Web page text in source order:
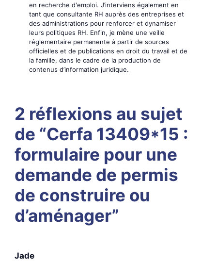
en recherche d'emploi. J’interviens également en
tant que consultante RH auprès des entreprises et
des administrations pour renforcer et dynamiser
leurs politiques RH. Enfin, je mène une veille
réglementaire permanente à partir de sources
officielles et de publications en droit du travail et de
la famille, dans le cadre de la production de
contenus d’information juridique.
2 réflexions au sujet
de “Cerfa 13409*15 :
formulaire pour une
demande de permis
de construire ou
d’aménager”
Jade